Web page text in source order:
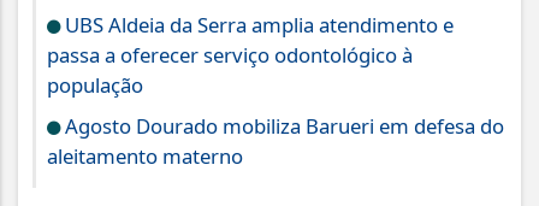
UBS Aldeia da Serra amplia atendimento e
passa a oferecer serviço odontológico à
população
Agosto Dourado mobiliza Barueri em defesa do
aleitamento materno